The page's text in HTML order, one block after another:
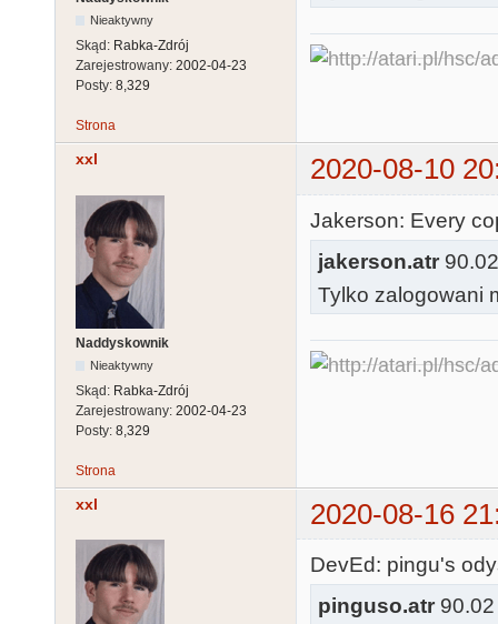
Nieaktywny
Skąd: Rabka-Zdrój
Zarejestrowany: 2002-04-23
Posty: 8,329
Strona
xxl 2020-08-10
Naddyskownik
Nieaktywny
Skąd: Rabka-Zdrój
Zarejestrowany: 2002-04-23
Posty: 8,329
Jakerson: Every
jakerson.atr
Tylko zalogowani
Strona
xxl 2020-08-16
DevEd: pingu's
pinguso.atr